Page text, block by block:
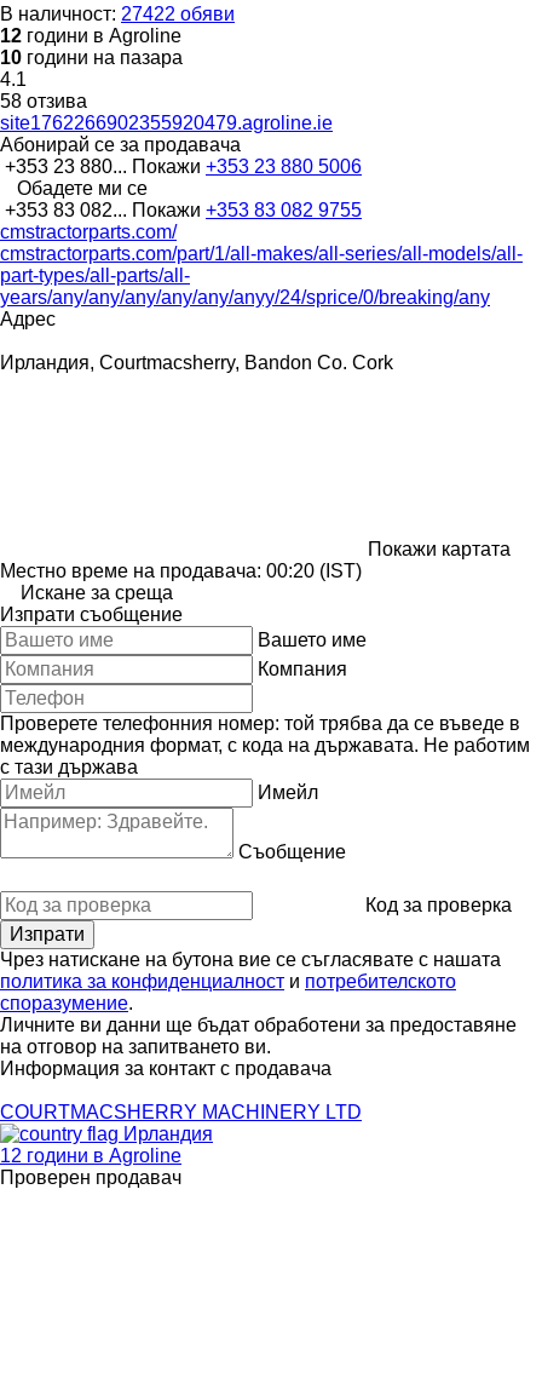
В наличност: 27422 обяви
12 години в Agroline
10 години на пазара
4.1
58 отзива
site1762266902355920479.agroline.ie
Абонирай се за продавача
+353 23 880... Покажи +353 23 880 5006
Обадете ми се
+353 83 082... Покажи +353 83 082 9755
cmstractorparts.com/
cmstractorparts.com/part/1/all-makes/all-series/all-models/all-
part-types/all-parts/all-
years/any/any/any/any/any/anyy/24/sprice/0/breaking/any
Адрес
Ирландия, Courtmacsherry, Bandon Co. Cork
Покажи картата
Местно време на продавача: 00:20 (IST)
Искане за среща
Изпрати съобщение
Вашето име
Компания
Проверете телефонния номер: той трябва да се въведе в
международния формат, с кода на държавата. Не работим
с тази държава
Имейл
Съобщение
Код за проверка
Чрез натискане на бутона вие се съгласявате с нашата
политика за конфиденциалност и потребителското
споразумение.
Личните ви данни ще бъдат обработени за предоставяне
на отговор на запитването ви.
Информация за контакт с продавача
COURTMACSHERRY MACHINERY LTD
Ирландия
12 години в Agroline
Проверен продавач